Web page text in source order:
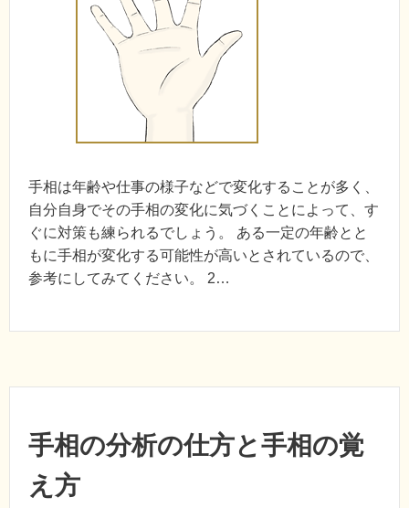
手相は年齢や仕事の様子などで変化することが多く、
自分自身でその手相の変化に気づくことによって、す
ぐに対策も練られるでしょう。 ある一定の年齢とと
もに手相が変化する可能性が高いとされているので、
参考にしてみてください。 2…
手相の分析の仕方と手相の覚
え方